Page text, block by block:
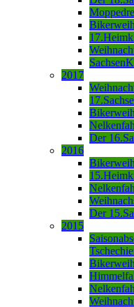
2017
Der
2016
Der
2015